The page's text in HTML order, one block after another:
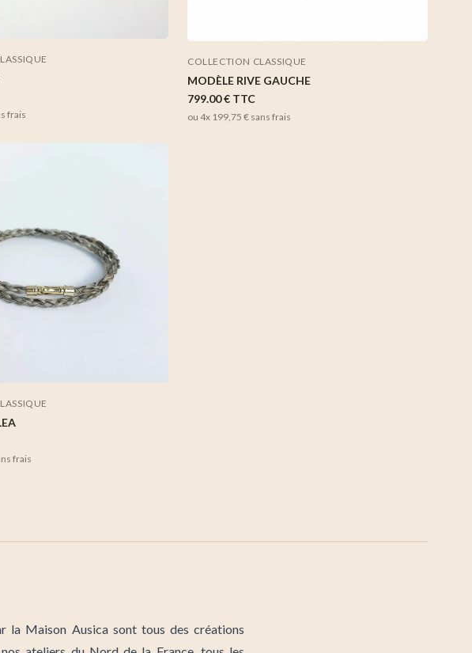
frais
COLLECTION CLASSIQUE
MODÈLE RIVE GAUCHE
799.00 € TTC
ou 4x 199,75 € sans frais
frais
la Maison Ausica sont tous des créations